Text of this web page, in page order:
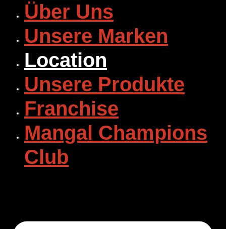
Über Uns
Unsere Marken
Location
Unsere Produkte
Franchise
Mangal Champions
Club